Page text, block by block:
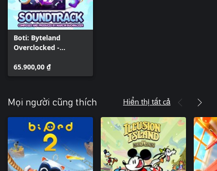
Boti: Byteland
Overclocked -
65.900,00 ₫
Mọi người cũng thích Hiển thị tất cả